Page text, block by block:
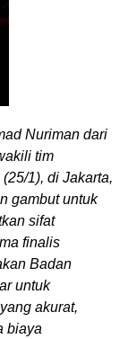
Nuriman dari
tim
1), di Jakarta,
gambut untuk
sifat
finalis
Badan
untuk
akurat,
biaya